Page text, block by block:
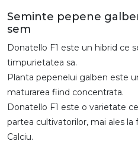
Seminte pepene
sem
Donatello F1 este un hibrid ce
timpurietatea sa.
Planta pepenelui galben este
maturarea fiind concentrata.
Donatello F1 este o varietate
partea cultivatorilor, mai ales la
Calciu.